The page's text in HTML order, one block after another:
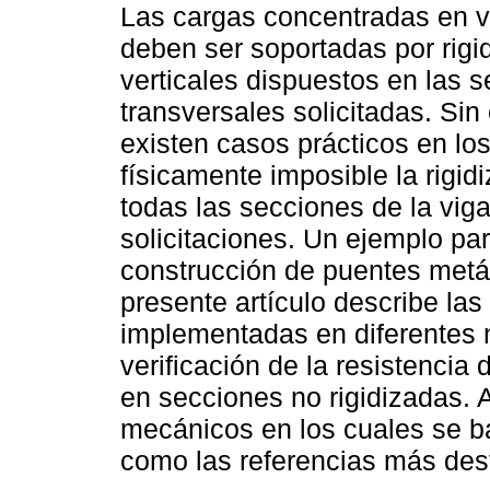
Las cargas concentradas en
deben ser soportadas por
verticales dispuestos en las
transversales solicitadas. Sin
existen casos prácticos en
físicamente imposible la
todas las secciones de la
solicitaciones. Un ejemplo
construcción de puentes
presente artículo describe
implementadas en
verificación de la resistencia
en secciones no rigidizadas.
mecánicos en los cuales se
como las referencias más